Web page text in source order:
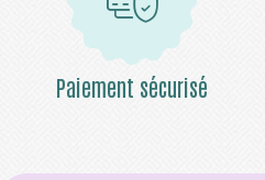
Paiement sécurisé